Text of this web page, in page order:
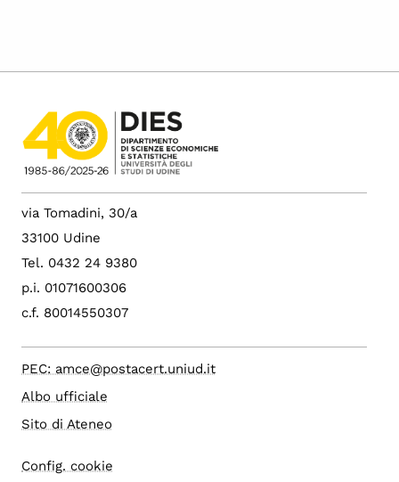
via Tomadini, 30/a
33100 Udine
Tel. 0432 24 9380
p.i. 01071600306
c.f. 80014550307
PEC: amce@postacert.uniud.it
Albo ufficiale
Sito di Ateneo
Config. cookie